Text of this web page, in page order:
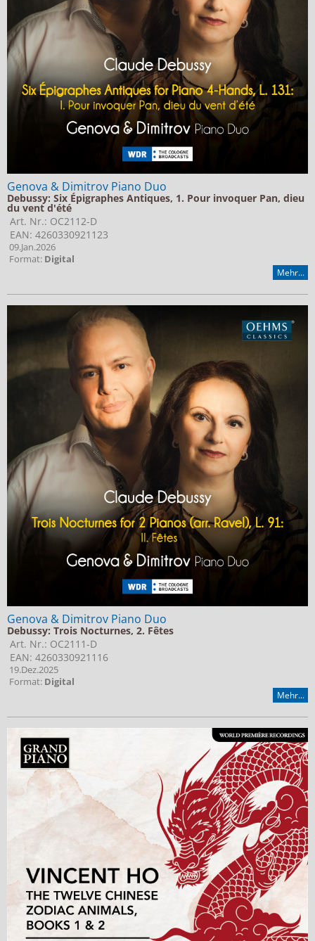
Genova & Dimitrov Piano Duo
Debussy: Six Épigraphes Antiques, 1. Pour invoquer Pan, dieu
du vent d'été
Art. Nr.: OC2112-D
EAN: 4260330921123
09.Jan.2026
Format: Digital
Mehr...
Genova & Dimitrov Piano Duo
Debussy: Trois Nocturnes, 2. Fêtes
Art. Nr.: OC2111-D
EAN: 4260330921116
19.Dez.2025
Format: Digital
Mehr...